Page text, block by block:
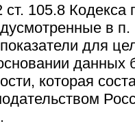
105.8 Кодекса
в п.
для
данных
которая